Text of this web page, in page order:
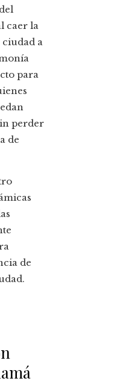
caer la
ciudad a
para
perder
de
de